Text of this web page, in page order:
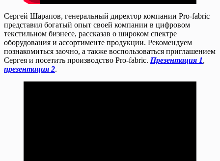
Сергей Шарапов, генеральный директор компании Pro-fabric
представил богатый опыт своей компании в цифровом
текстильном бизнесе, рассказав о широком спектре
оборудования и ассортименте продукции. Рекомендуем
познакомиться заочно, а также воспользоваться приглашением
Сергея и посетить производство Pro-fabric. Презентация 1,
презентация 2.